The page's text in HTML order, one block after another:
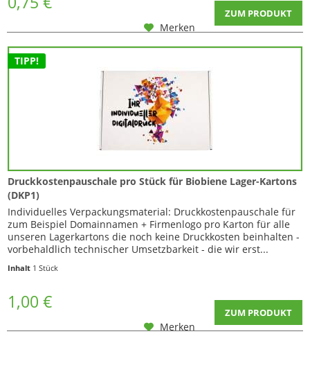
ZUM PRODUKT
Merken
TIPP!
Druckkostenpauschale pro Stück für Biobiene Lager-Kartons
(DKP1)
Individuelles Verpackungsmaterial: Druckkostenpauschale für
zum Beispiel Domainnamen + Firmenlogo pro Karton für alle
unseren Lagerkartons die noch keine Druckkosten beinhalten -
vorbehaldlich technischer Umsetzbarkeit - die wir erst...
Inhalt 1 Stück
1,00 € ZUM PRODUKT
Merken